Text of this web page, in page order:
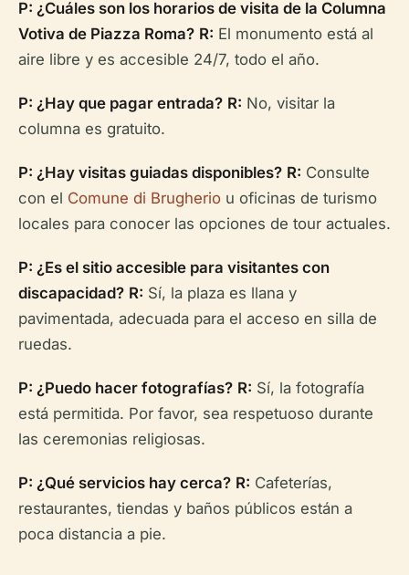
P: ¿Cuáles son los horarios de visita de la Columna
Votiva de Piazza Roma? R: El monumento está al
aire libre y es accesible 24/7, todo el año.
P: ¿Hay que pagar entrada? R: No, visitar la
columna es gratuito.
P: ¿Hay visitas guiadas disponibles? R: Consulte
con el Comune di Brugherio u oficinas de turismo
locales para conocer las opciones de tour actuales.
P: ¿Es el sitio accesible para visitantes con
discapacidad? R: Sí, la plaza es llana y
pavimentada, adecuada para el acceso en silla de
ruedas.
P: ¿Puedo hacer fotografías? R: Sí, la fotografía
está permitida. Por favor, sea respetuoso durante
las ceremonias religiosas.
P: ¿Qué servicios hay cerca? R: Cafeterías,
restaurantes, tiendas y baños públicos están a
poca distancia a pie.